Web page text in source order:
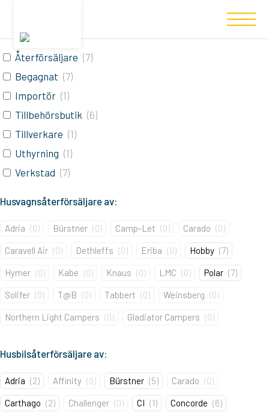
Typ av medlem:
Återförsäljare (7)
Begagnat (7)
Importör (1)
Tillbehörsbutik (6)
Tillverkare (1)
Uthyrning (1)
Verkstad (7)
Husvagnsåterförsäljare av:
Adria (0) Bürstner (0) Camp-Let (0) Carado (0)
Caravell Air (0) Dethleffs (0) Eriba (0) Hobby (7)
Hymer (0) Kabe (0) Knaus (0) LMC (0) Polar (7)
Solifer (0) T@B (0) Tabbert (0) Weinsberg (0)
Northern Light Campers (0) Gladiator Campers (0)
Husbilsåterförsäljare av:
Adria (2) Affinity (0) Bürstner (5) Carado (0)
Carthago (2) Challenger (0) CI (1) Concorde (6)